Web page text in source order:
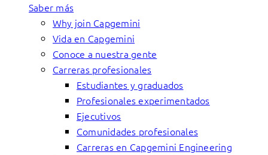
Saber más
Why join Capgemini
Vida en Capgemini
Conoce a nuestra gente
Carreras profesionales
Estudiantes y graduados
Profesionales experimentados
Ejecutivos
Comunidades profesionales
Carreras en Capgemini Engineering